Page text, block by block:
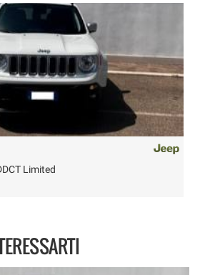
Limited